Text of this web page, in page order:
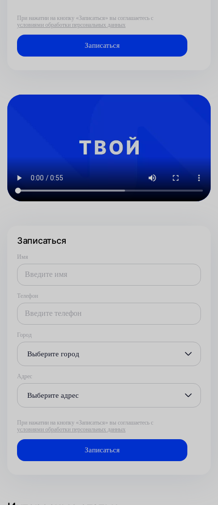
При нажатии на кнопку «Записаться» вы соглашаетесь с
условиями обработки персональных данных
Записаться
Имя
Телефон
Город
Выберите город
Адрес
Выберите адрес
При нажатии на кнопку «Записаться» вы соглашаетесь с
условиями обработки персональных данных